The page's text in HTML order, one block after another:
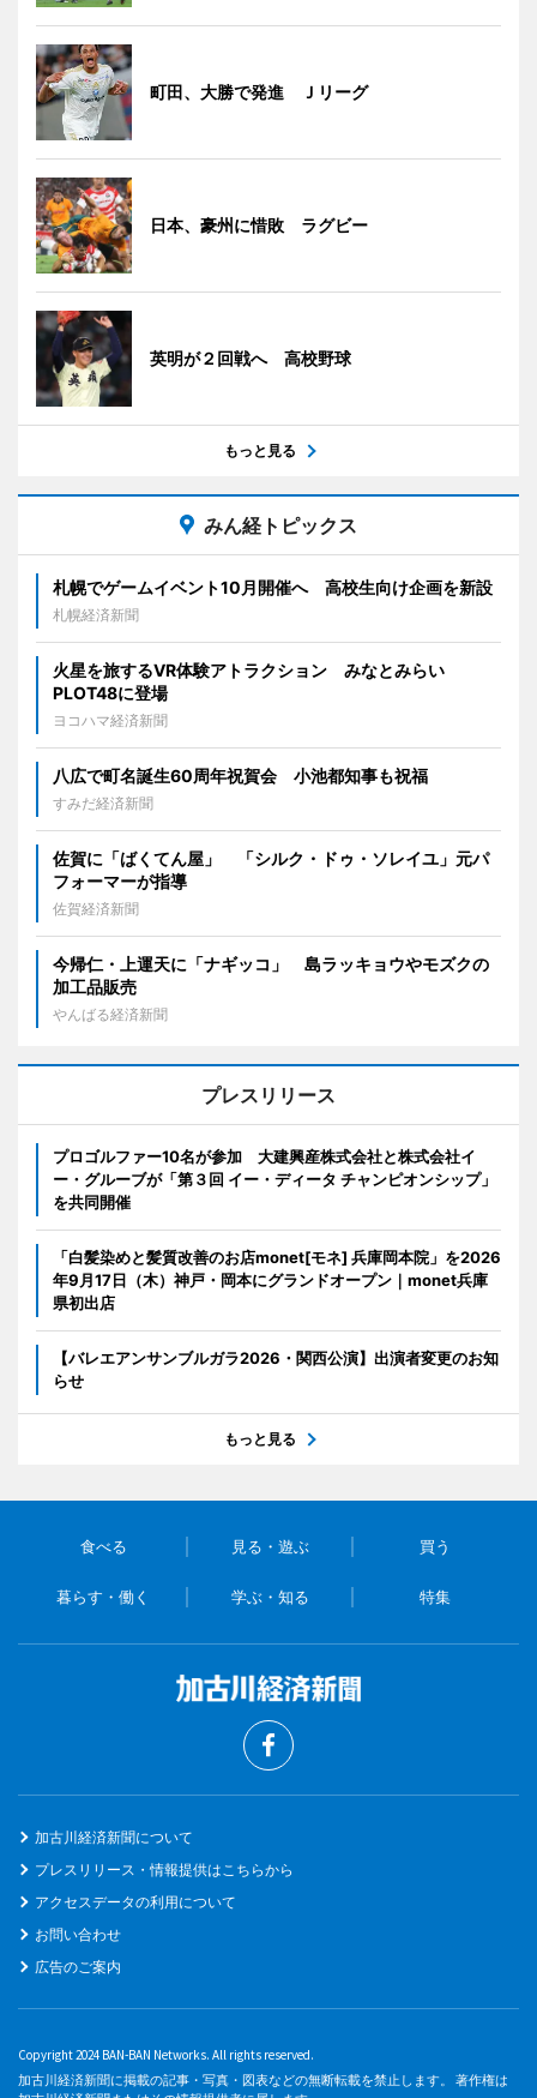
町田、大勝で発進 Ｊリーグ
日本、豪州に惜敗 ラグビー
英明が２回戦へ 高校野球
もっと見る
みん経トピックス
札幌でゲームイベント10月開催へ 高校生向け企画を新設
札幌経済新聞
火星を旅するVR体験アトラクション みなとみらい
PLOT48に登場
ヨコハマ経済新聞
八広で町名誕生60周年祝賀会 小池都知事も祝福
すみだ経済新聞
佐賀に「ばくてん屋」 「シルク・ドゥ・ソレイユ」元パ
フォーマーが指導
佐賀経済新聞
今帰仁・上運天に「ナギッコ」 島ラッキョウやモズクの
加工品販売
やんばる経済新聞
プレスリリース
プロゴルファー10名が参加 大建興産株式会社と株式会社イ
ー・グルーブが「第３回 イー・ディータ チャンピオンシップ」
を共同開催
「白髪染めと髪質改善のお店monet[モネ] 兵庫岡本院」を2026
年9月17日（木）神戸・岡本にグランドオープン｜monet兵庫
県初出店
【バレエアンサンブルガラ2026・関西公演】出演者変更のお知
らせ
もっと見る
食べる 見る・遊ぶ 買う
暮らす・働く 学ぶ・知る 特集
加古川経済新聞について
プレスリリース・情報提供はこちらから
アクセスデータの利用について
お問い合わせ
広告のご案内
Copyright 2024 BAN-BAN Networks. All rights reserved.
加古川経済新聞に掲載の記事・写真・図表などの無断転載を禁止します。 著作権は